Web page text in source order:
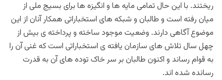
ریختند. با این حال تمامی مایه ها و انگیزه ها برای بسیج ملی از
میان رفته است و طالبان و شبکه های استخباراتی همکار آنان از این
موضوع آگاهی دارند. وضعیت موجود ساخته و پرداخته ی بیش از
چهل سال تلاش های سازمان یافته ی استخباراتی است که غنی آن را
به قوام رساند و اکنون طالبان بر سر خاک توده های آن به قدرت
رسانده شده اند.